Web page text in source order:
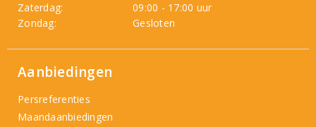
Zaterdag:
09:00 - 17:00 uur
Zondag:
Gesloten
Aanbiedingen
Persreferenties
Maandaanbiedingen